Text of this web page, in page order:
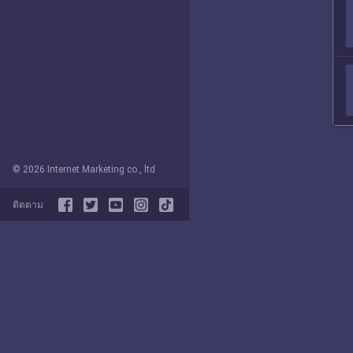
© 2026 Internet Marketing co., ltd
ติดตาม